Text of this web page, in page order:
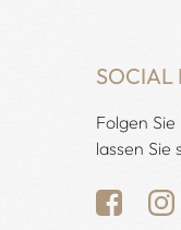
SOCIAL
Folgen
lassen Sie